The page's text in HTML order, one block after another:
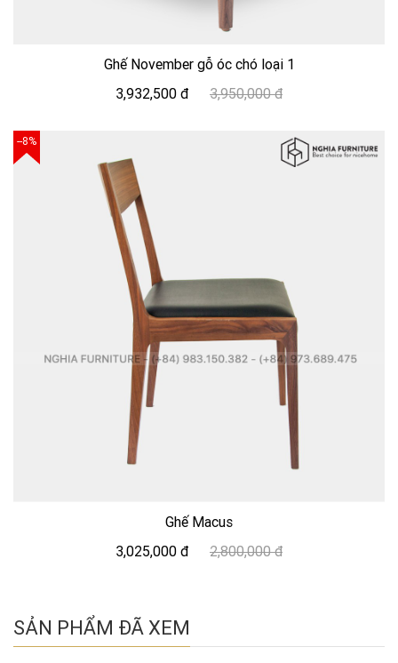
Ghế November gỗ óc chó loại 1
3,932,500 đ
3,950,000 đ
--8%
Ghế Macus
3,025,000 đ
2,800,000 đ
SẢN PHẨM ĐÃ XEM